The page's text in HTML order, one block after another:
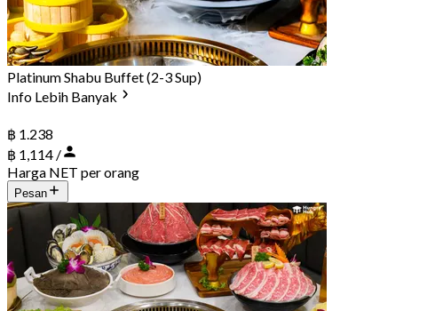
Platinum Shabu Buffet (2-3 Sup)
Info Lebih Banyak
฿ 1.238
฿ 1,114 /
Harga NET per orang
Pesan